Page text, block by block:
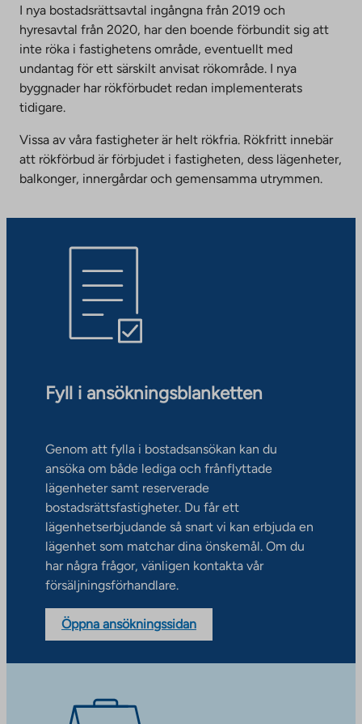
I nya bostadsrättsavtal ingångna från 2019 och
hyresavtal från 2020, har den boende förbundit sig att
inte röka i fastighetens område, eventuellt med
undantag för ett särskilt anvisat rökområde. I nya
byggnader har rökförbudet redan implementerats
tidigare.
Vissa av våra fastigheter är helt rökfria. Rökfritt innebär
att rökförbud är förbjudet i fastigheten, dess lägenheter,
balkonger, innergårdar och gemensamma utrymmen.
Fyll i ansökningsblanketten
Genom att fylla i bostadsansökan kan du
ansöka om både lediga och frånflyttade
lägenheter samt reserverade
bostadsrättsfastigheter. Du får ett
lägenhetserbjudande så snart vi kan erbjuda en
lägenhet som matchar dina önskemål. Om du
har några frågor, vänligen kontakta vår
försäljningsförhandlare.
Öppna ansökningssidan